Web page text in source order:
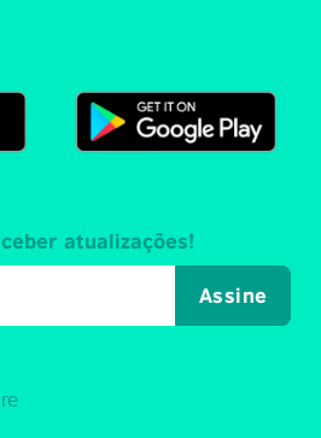
atualizações!
Assine